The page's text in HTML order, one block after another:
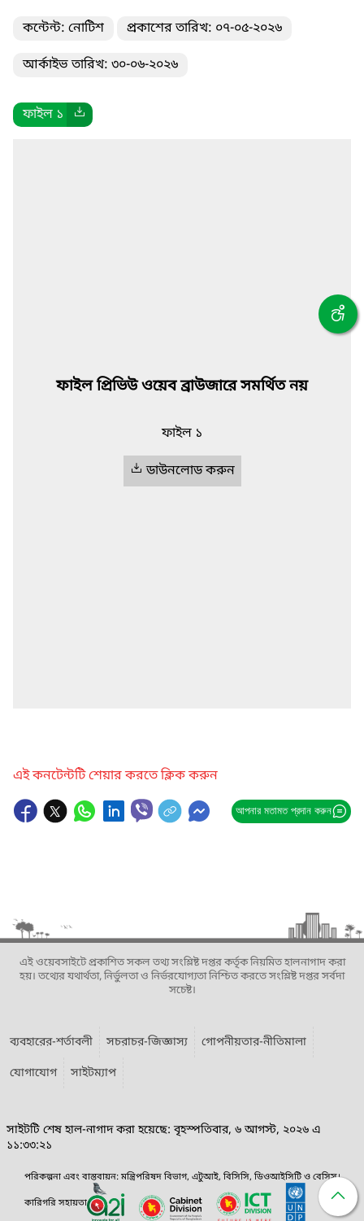
কন্টেন্ট: নোটিশ প্রকাশের তারিখ: ০৭-০৫-২০২৬
আর্কাইভ তারিখ: ৩০-০৬-২০২৬
ফাইল ১
ফাইল প্রিভিউ ওয়েব ব্রাউজারে সমর্থিত নয়
ফাইল ১
ডাউনলোড করুন
এই কনটেন্টটি শেয়ার করতে ক্লিক করুন
আপনার মতামত প্রদান করুন
এই ওয়েবসাইটে প্রকাশিত সকল তথ্য সংশ্লিষ্ট দপ্তর কর্তৃক নিয়মিত হালনাগাদ করা
হয়। তথ্যের যথার্থতা, নির্ভুলতা ও নির্ভরযোগ্যতা নিশ্চিত করতে সংশ্লিষ্ট দপ্তর সর্বদা
সচেষ্ট।
ব্যবহারের-শর্তাবলী সচরাচর-জিজ্ঞাস্য
গোপনীয়তার-নীতিমালা
যোগাযোগ
সাইটম্যাপ
সাইটটি শেষ হাল-নাগাদ করা হয়েছে: বৃহস্পতিবার, ৬ আগস্ট, ২০২৬ এ
১১:৩৩:২১
পরিকল্পনা এবং বাস্তবায়ন: মন্ত্রিপরিষদ বিভাগ, এটুআই, বিসিসি, ডিওআইসিটি ও বেসিস।
কারিগরি সহায়তা